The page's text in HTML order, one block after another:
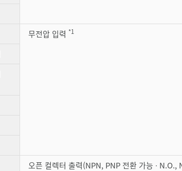
무전압 입력 *1
오픈 컬렉터 출력(NPN, PNP 전환 가능 ∙ N.O.,